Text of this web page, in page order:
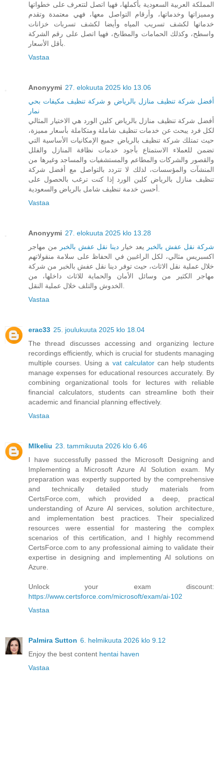
المملكة العربية السعودية بأكملها، فهيا اتصل لتتعرف على خطواتها
ومميزاتها وخدماتها، وأرقام التواصل معها، فهي معتمدة وتقدم
خدماتها لكشف تسريب المياه وأيضا لكشف تسربات خزانات
واسطح، وكذلك الحمامات والمطابخ، فهيا اتصل على رقم الشركة
بأقل الأسعار.
Vastaa
Anonyymi 27. elokuuta 2025 klo 13.06
أفضل شركة تنظيف منازل بالرياض و شركة تنظيف مكيفات بحي
نمار
أفضل شركة تنظيف منازل بالرياض كلين الورد هي الاختيار المثالي
لكل فرد يبحث عن خدمات تنظيف شاملة ومتكاملة بأسعار مميزة،
حيث تمتلك شركة تنظيف بالرياض جميع الإمكانيات الأساسية التي
تضمن للعملاء الاستمتاع بأجود خدمات نظافة المنازل والفلل
والقصور والشركات والمطاعم والمستشفيات والمساجد وغيرها من
المنشآت والمؤسسات، لذلك لا تتردد بالتواصل مع أفضل شركة
تنظيف منازل بالرياض كلين الورد إذا كنت ترغب بالحصول على
أحسن خدمة تنظيف شامل بالرياض والسعودية.
Vastaa
Anonyymi 27. elokuuta 2025 klo 13.28
شركة نقل عفش بالخبر
يعد خيار دينا نقل عفش بالخبر
من مهاجر
اكسبريس مثالي، لكل الراغبين في الحفاظ على سلامة منقولاتهم
خلال عملية نقل الاثاث، حيث توفر دينا نقل عفش بالخبر من شركة
مهاجر الكثير من وسائل الأمان والحماية للاثاث داخلها، من
الخدوش والتلف خلال عملية النقل.
Vastaa
erac33 25. joulukuuta 2025 klo 18.04
The thread discusses accessing and organizing lecture
recordings efficiently, which is crucial for students managing
multiple courses. Using a vat calculatorcan help students
manage expenses for educational resources accurately. By
combining organizational tools for lectures with reliable
financial calculators, students can streamline both their
academic and financial planning effectively.
Vastaa
MIkeliu 23. tammikuuta 2026 klo 6.46
I have successfully passed the Microsoft Designing and
Implementing a Microsoft Azure AI Solution exam. My
preparation was expertly supported by the comprehensive
and technically detailed study materials from
CertsForce.com, which provided a deep, practical
understanding of Azure AI services, solution architecture,
and implementation best practices. Their specialized
resources were essential for mastering the complex
scenarios of this certification, and I highly recommend
CertsForce.com to any professional aiming to validate their
expertise in designing and implementing AI solutions on
Azure.
Unlock your exam discount:
https://www.certsforce.com/microsoft/exam/ai-102
Vastaa
Palmira Sutton 6. helmikuuta 2026 klo 9.12
Enjoy the best content hentai haven
Vastaa